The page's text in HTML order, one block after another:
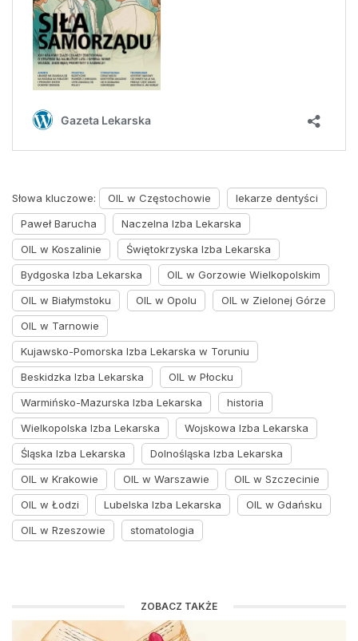
Słowa kluczowe: OIL w Częstochowie
lekarze dentyści
Paweł Barucha
Naczelna Izba Lekarska
OIL w Koszalinie
Świętokrzyska Izba Lekarska
Bydgoska Izba Lekarska
OIL w Gorzowie Wielkopolskim
OIL w Białymstoku
OIL w Opolu
OIL w Zielonej Górze
OIL w Tarnowie
Kujawsko-Pomorska Izba Lekarska w Toruniu
Beskidzka Izba Lekarska
OIL w Płocku
Warmińsko-Mazurska Izba Lekarska
historia
Wielkopolska Izba Lekarska
Wojskowa Izba Lekarska
Śląska Izba Lekarska
Dolnośląska Izba Lekarska
OIL w Krakowie
OIL w Warszawie
OIL w Szczecinie
OIL w Łodzi
Lubelska Izba Lekarska
OIL w Gdańsku
OIL w Rzeszowie
stomatologia
ZOBACZ TAKŻE